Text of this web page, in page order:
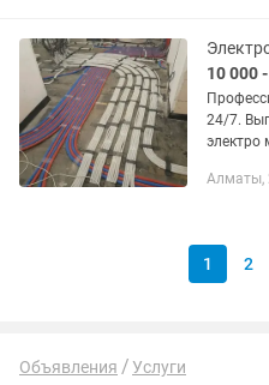
10 000
24/7.
электро
старой
Алматы,
1 2
Объявления Услуги